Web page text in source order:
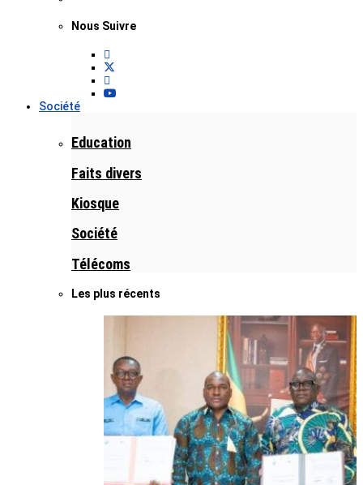
Nous Suivre
Société
Education
Faits divers
Kiosque
Société
Télécoms
Les plus récents